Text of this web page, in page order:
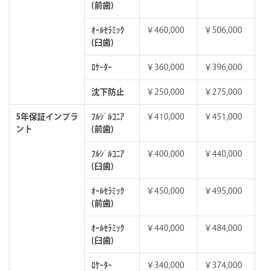
(前歯)
ｵｰﾙｾﾗﾐｯｸ
(臼歯)
￥460,000 ￥506,000
ﾛｹｰﾀｰ ￥360,000 ￥396,000
沈下防止 ￥250,000 ￥275,000
5年保証インプラ
ント
ﾌﾙｼﾞﾙｺﾆｱ
(前歯)
￥410,000 ￥451,000
ﾌﾙｼﾞﾙｺﾆｱ
(臼歯)
￥400,000 ￥440,000
ｵｰﾙｾﾗﾐｯｸ
(前歯)
￥450,000 ￥495,000
ｵｰﾙｾﾗﾐｯｸ
(臼歯)
￥440,000 ￥484,000
ﾛｹｰﾀｰ ￥340,000 ￥374,000